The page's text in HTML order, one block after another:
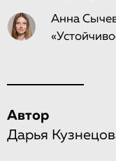
Анна
Автор
Дарья